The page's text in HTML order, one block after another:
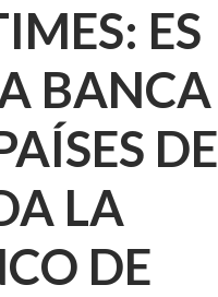
ES
BANCA
DE
LA
DE